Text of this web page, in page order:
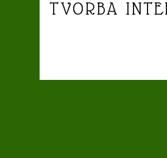
TVORBA